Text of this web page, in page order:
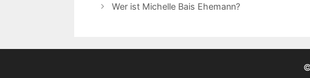
Wer ist Michelle Bais Ehemann?